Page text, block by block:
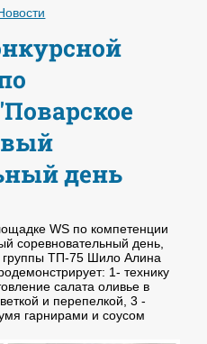
день
WS по компетенции
соревновательный день,
группы ТП-75 Шило Алина
1- технику
салата оливье в
и перепелкой, 3 -
гарнирами и соусом